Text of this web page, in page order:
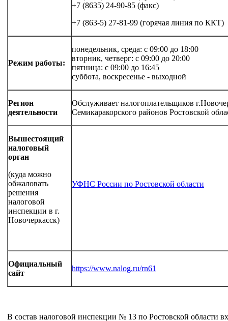
+7 (8635) 24-90-85 (факс)
+7 (863-5) 27-81-99 (горячая линия по ККТ)
Режим работы:
понедельник, среда: с 09:00 до 18:00
вторник, четверг: с 09:00 до 20:00
пятница: с 09:00 до 16:45
суббота, воскресенье - выходной
Регион
деятельности
Обслуживает налогоплательщиков
Семикаракорского районов Ростовской
Вышестоящий
налоговый
орган
(куда можно
обжаловать
решения
налоговой
инспекции в г.
Новочеркасск)
УФНС России по Ростовской области
Официальный
сайт
https://www.nalog.ru/rn61
В состав налоговой инспекции № 13 по Ростовской области